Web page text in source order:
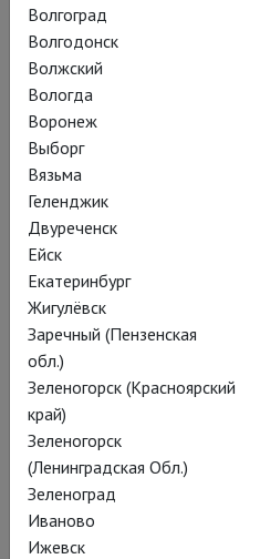
Филип Пулман,
Книга пыли.
Прекрасная
Волгоград
Волгодонск
Волжский
Вологда
Воронеж
Выборг
Вязьма
Геленджик
Двуреченск
Ейск
Екатеринбург
Жигулёвск
Заречный (Пензенская
обл.)
Зеленогорск (Красноярский
край)
Зеленогорск
(Ленинградская Обл.)
Зеленоград
Иваново
Ижевск